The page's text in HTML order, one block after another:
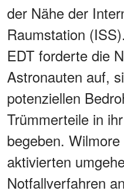
der Nähe der
Raumstation
EDT forderte die
Astronauten auf,
potenziellen
Trümmerteile in
begeben.
aktivierten
Notfallverfahren